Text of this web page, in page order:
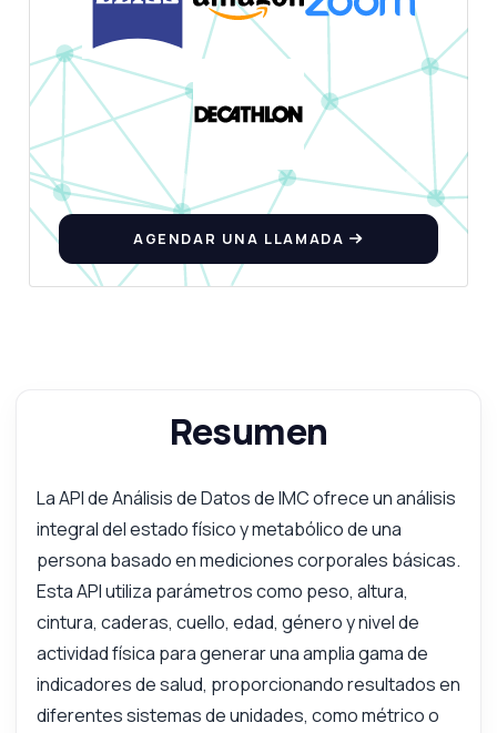
AGENDAR UNA LLAMADA
Resumen
La API de Análisis de Datos de IMC ofrece un análisis
integral del estado físico y metabólico de una
persona basado en mediciones corporales básicas.
Esta API utiliza parámetros como peso, altura,
cintura, caderas, cuello, edad, género y nivel de
actividad física para generar una amplia gama de
indicadores de salud, proporcionando resultados en
diferentes sistemas de unidades, como métrico o